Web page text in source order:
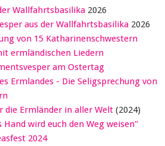
Wallfahrtsbasilika 2026
aus der Wallfahrtsbasilika 2026
von 15 Katharinenschwestern
ermländischen Liedern
am Ostertag
Ermlandes - Die Seligsprechung von
die Ermländer in aller Welt (2024)
wird euch den Weg weisen"
2024